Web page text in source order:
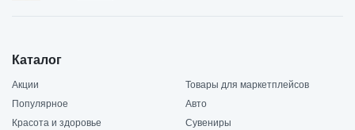
Каталог
Акции
Товары для маркетплейсов
Популярное
Авто
Красота и здоровье
Сувениры